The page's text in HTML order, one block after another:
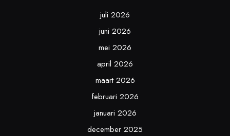
juli 2026
juni 2026
mei 2026
april 2026
maart 2026
februari 2026
januari 2026
december 2025